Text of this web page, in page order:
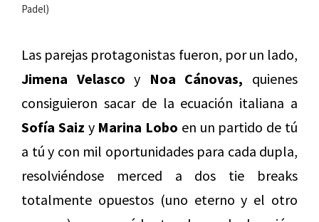
Padel)
Las parejas protagonistas fueron, por un lado,
Jimena Velasco y Noa Cánovas, quienes
consiguieron sacar de la ecuación italiana a
Sofía Saiz y Marina Lobo en un partido de tú
a tú y con mil oportunidades para cada dupla,
resolviéndose merced a dos tie breaks
totalmente opuestos (uno eterno y el otro